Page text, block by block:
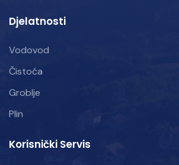
Djelatnosti
Vodovod
Čistoća
Groblje
Plin
Korisnički Servis